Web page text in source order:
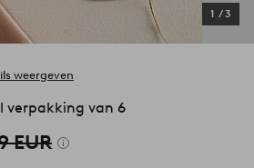
1 /3
weergeven
verpakking van 6
EUR